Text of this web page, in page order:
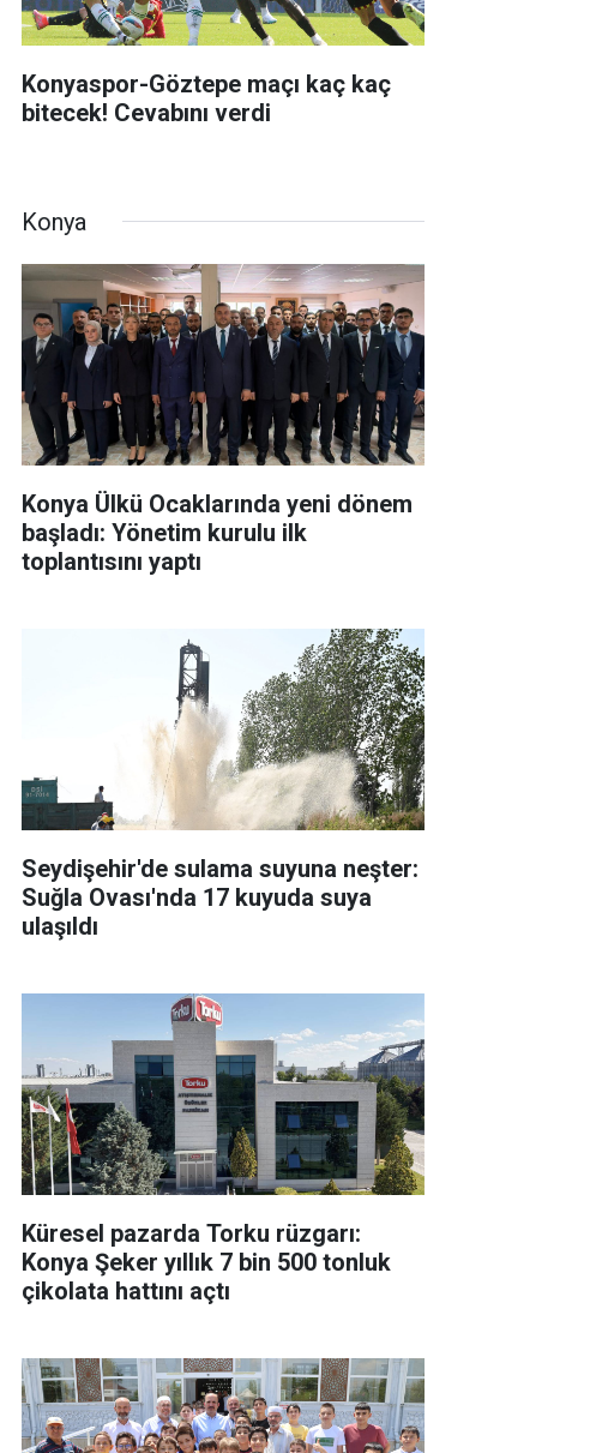
Konyaspor-Göztepe maçı kaç kaç
bitecek! Cevabını verdi
Konya
Konya Ülkü Ocaklarında yeni dönem
başladı: Yönetim kurulu ilk
toplantısını yaptı
Seydişehir'de sulama suyuna neşter:
Suğla Ovası'nda 17 kuyuda suya
ulaşıldı
Küresel pazarda Torku rüzgarı:
Konya Şeker yıllık 7 bin 500 tonluk
çikolata hattını açtı